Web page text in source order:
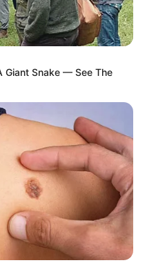
Giant Snake — See The